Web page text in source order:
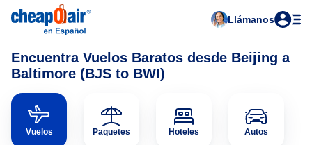
Llámanos
Encuentra Vuelos Baratos desde Beijing a
Baltimore (BJS to BWI)
Vuelos Paquetes Hoteles Autos